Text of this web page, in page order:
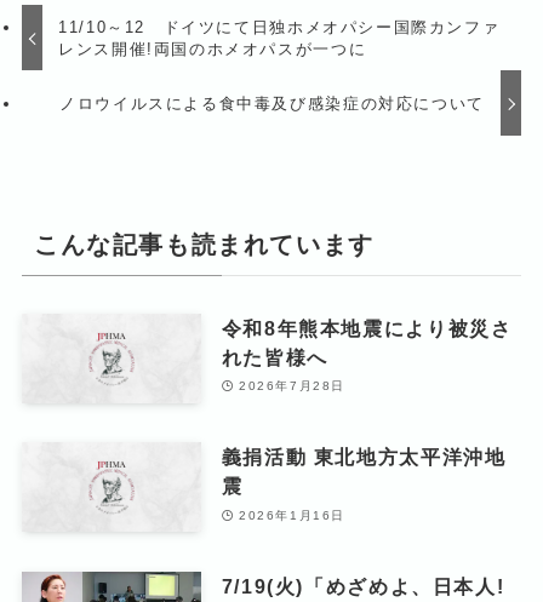
11/10～12 ドイツにて日独ホメオパシー国際カンファ
レンス開催!両国のホメオパスが一つに
ノロウイルスによる食中毒及び感染症の対応について
こんな記事も読まれています
令和8年熊本地震により被災さ
れた皆様へ
2026年7月28日
義捐活動 東北地方太平洋沖地
震
2026年1月16日
7/19(火)「めざめよ、日本人!